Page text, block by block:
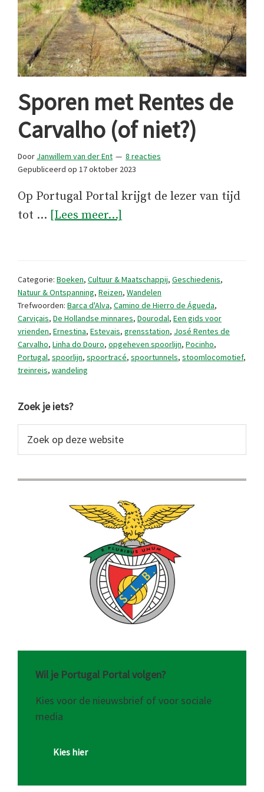
Sporen met Rentes de
Carvalho (of niet?)
Door Janwillem van der Ent
8 reacties
Gepubliceerd op 17 oktober 2023
Op Portugal Portal krijgt de lezer van tijd
tot … [Lees meer...]
Carvalho
(of
niet?)
Categorie: Boeken, Cultuur & Maatschappij, Geschiedenis,
Natuur & Ontspanning, Reizen, Wandelen
Trefwoorden: Barca d'Alva, Camino de Hierro de Águeda,
Carviçais, De Hollandse minnares, Dourodal, Een gids voor
vrienden, Ernestina, Estevais, grensstation, José Rentes de
Carvalho, Linha do Douro, opgeheven spoorlijn, Pocinho,
Portugal, spoorlijn, spoortracé, spoortunnels, stoomlocomotief,
treinreis, wandeling
Primaire
Sidebar
Zoek je iets?
op
website
Wil je Portugal Portal volgen?
Kies voor de nieuwsbrief of voor sociale
media
Kies hier